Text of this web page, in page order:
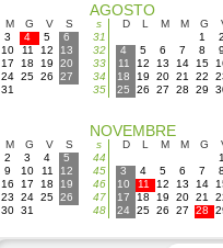
M G V
S
3 4 5
6
10 11 12
13
17 18 19
20
24 25 26
27
31
AGOSTO
s D L M M G
31
1 2
32
4 5 6 7 8 9
33
11 12 13 14 15
34
18 19 20 21 22
35
25 26 27 28 29
M G V
S
2 3 4
5
9 10 11
12
16 17 18
19
23 24 25 26
30 31
NOVEMBRE
s D L M M G
44
1
45
3 4 5 6 7 8
46
10 11 12 13 14
47
17 18 19 20 21
48
24 25 26 27 28